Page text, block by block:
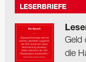
LESERBRIEFE
Geld
die